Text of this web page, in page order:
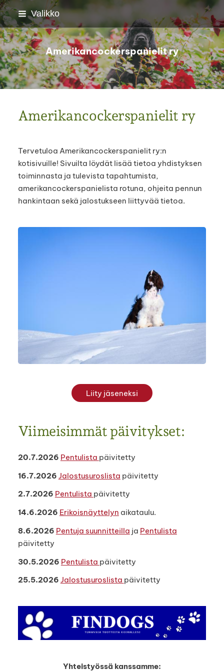
Siirry
sivun
sisältöön
Valikko
Amerikancockerspanielit ry
Amerikancockerspanielit ry
Tervetuloa Amerikancockerspanielit ry:n
kotisivuille! Sivuilta löydät lisää tietoa yhdistyksen
toiminnasta ja tulevista tapahtumista,
amerikancockerspanielista rotuna, ohjeita pennun
hankintaan sekä jalostukseen liittyvää tietoa.
Liity jäseneksi
Viimeisimmät päivitykset:
20.7.2026 Pentulista päivitetty
16.7.2026 Jalostusuroslista päivitetty
2.7.2026 Pentulista päivitetty
14.6.2026 Erikoisnäyttelyn aikataulu.
8.6.2026 Pentuja suunnitteilla ja Pentulista
päivitetty
30.5.2026 Pentulista päivitetty
25.5.2026 Jalostusuroslista päivitetty
Yhteistyössä kanssamme: